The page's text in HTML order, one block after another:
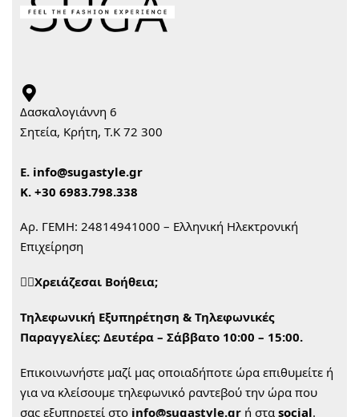
Δασκαλογιάννη 6
Σητεία, Κρήτη, Τ.Κ 72 300
Ε. info@sugastyle.gr
Κ. +30 6983.798.338
Αρ. ΓΕΜΗ: 24814941000 – Ελληνική Ηλεκτρονική
Επιχείρηση
🙋‍♀️Χρειάζεσαι Βοήθεια;
Τηλεφωνική Εξυπηρέτηση & Τηλεφωνικές
Παραγγελίες: Δευτέρα – Σάββατο 10:00 – 15:00.
Επικοινωνήστε μαζί μας οποιαδήποτε ώρα επιθυμείτε ή
για να κλείσουμε τηλεφωνικό ραντεβού την ώρα που
σας εξυπηρετεί στο info@sugastyle.gr ή στα social.